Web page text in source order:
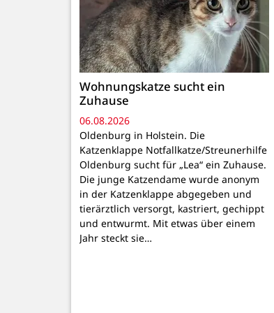
Wohnungskatze sucht ein
Zuhause
06.08.2026
Oldenburg in Holstein. Die
Katzenklappe Notfallkatze/Streunerhilfe
Oldenburg sucht für „Lea“ ein Zuhause.
Die junge Katzendame wurde anonym
in der Katzenklappe abgegeben und
tierärztlich versorgt, kastriert, gechippt
und entwurmt. Mit etwas über einem
Jahr steckt sie…